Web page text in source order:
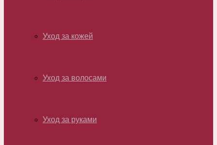
Уход за кожей
Уход за волосами
Уход за руками